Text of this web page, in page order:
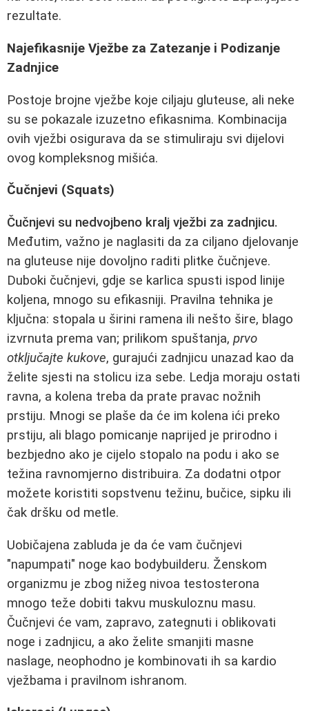
rezultate.
Najefikasnije Vježbe za Zatezanje i Podizanje
Zadnjice
Postoje brojne vježbe koje ciljaju gluteuse, ali neke
su se pokazale izuzetno efikasnima. Kombinacija
ovih vježbi osigurava da se stimuliraju svi dijelovi
ovog kompleksnog mišića.
Čučnjevi (Squats)
Čučnjevi su nedvojbeno kralj vježbi za zadnjicu.
Međutim, važno je naglasiti da za ciljano djelovanje
na gluteuse nije dovoljno raditi plitke čučnjeve.
Duboki čučnjevi, gdje se karlica spusti ispod linije
koljena, mnogo su efikasniji. Pravilna tehnika je
ključna: stopala u širini ramena ili nešto šire, blago
izvrnuta prema van; prilikom spuštanja, prvo
otključajte kukove, gurajući zadnjicu unazad kao da
želite sjesti na stolicu iza sebe. Ledja moraju ostati
ravna, a kolena treba da prate pravac nožnih
prstiju. Mnogi se plaše da će im kolena ići preko
prstiju, ali blago pomicanje naprijed je prirodno i
bezbjedno ako je cijelo stopalo na podu i ako se
težina ravnomjerno distribuira. Za dodatni otpor
možete koristiti sopstvenu težinu, bučice, sipku ili
čak dršku od metle.
Uobičajena zabluda je da će vam čučnjevi
"napumpati" noge kao bodybuilderu. Ženskom
organizmu je zbog nižeg nivoa testosterona
mnogo teže dobiti takvu muskuloznu masu.
Čučnjevi će vam, zapravo, zategnuti i oblikovati
noge i zadnjicu, a ako želite smanjiti masne
naslage, neophodno je kombinovati ih sa kardio
vježbama i pravilnom ishranom.